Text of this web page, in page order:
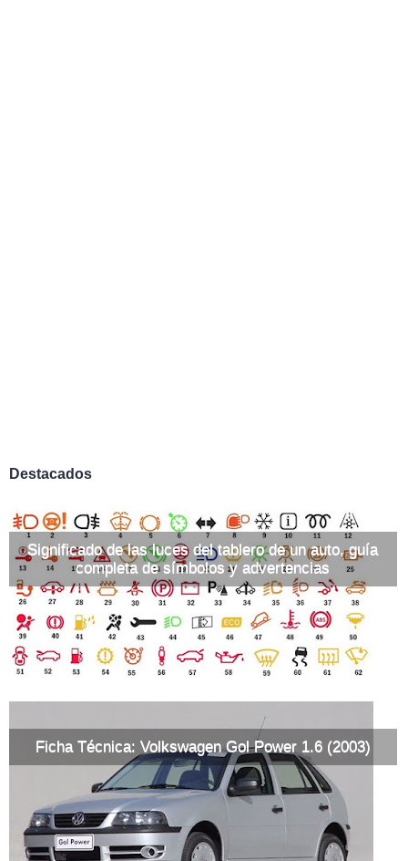
Destacados
Significado de las luces del tablero de un auto, guía
completa de símbolos y advertencias
Ficha Técnica: Volkswagen Gol Power 1.6 (2003)